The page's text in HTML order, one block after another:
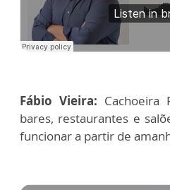
Fábio Vieira: Cachoeira
bares, restaurantes e
funcionar a partir de